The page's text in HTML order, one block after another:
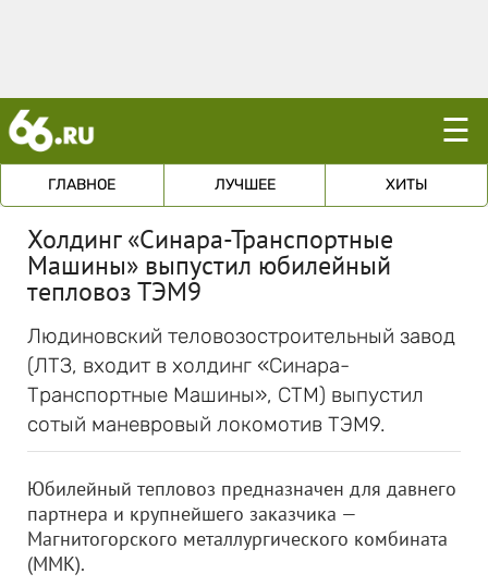
☰
ГЛАВНОЕ ЛУЧШЕЕ ХИТЫ
Холдинг «Синара-Транспортные
Машины» выпустил юбилейный
тепловоз ТЭМ9
Людиновский теловозостроительный завод
(ЛТЗ, входит в холдинг «Синара-
Транспортные Машины», СТМ) выпустил
сотый маневровый локомотив ТЭМ9.
Юбилейный тепловоз предназначен для давнего
партнера и крупнейшего заказчика —
Магнитогорского металлургического комбината
(ММК).